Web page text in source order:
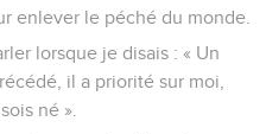
enlever le péché du monde.
lorsque je disais : « Un
il a priorité sur moi,
né ».